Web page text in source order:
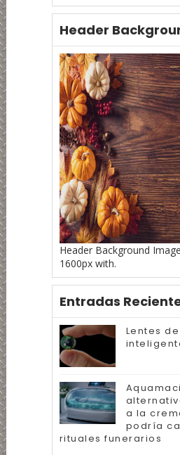
Header
Header Background
1600px with.
Entradas
Lentes
a la
podría
rituales funerarios